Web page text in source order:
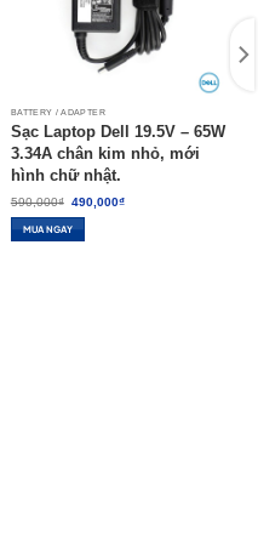
BATTERY / ADAPTER
Sạc Laptop Dell 19.5V – 65W
3.34A chân kim nhỏ, mới
hình chữ nhật.
590,000₫ Giá
là:
590,000₫.
490,000₫Giá
MUA NGAY